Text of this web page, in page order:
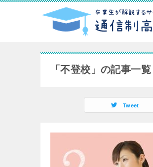
「不登校」の記事一覧
Tweet